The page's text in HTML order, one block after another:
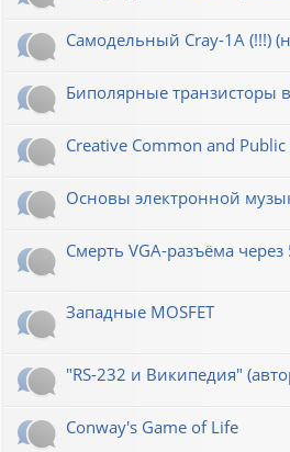
Cамодельный Cray-1A (!!!)
Биполярные транзисторы
Creative Common and
Основы электронной
Смерть VGA-разъёма через
Западные MOSFET
"RS-232 и Википедия"
Conway's Game of Life